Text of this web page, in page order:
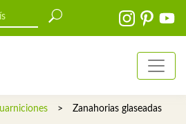
> Zanahorias glaseadas